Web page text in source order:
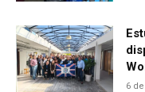
6